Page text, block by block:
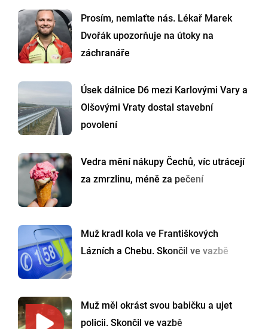
Prosím, nemlaťte nás. Lékař Marek
Dvořák upozorňuje na útoky na
záchranáře
Úsek dálnice D6 mezi Karlovými Vary a
Olšovými Vraty dostal stavební
povolení
Vedra mění nákupy Čechů, víc utrácejí
za zmrzlinu, méně za pečení
Muž kradl kola ve Františkových
Lázních a Chebu. Skončil ve vazbě
Muž měl okrást svou babičku a ujet
policii. Skončil ve vazbě